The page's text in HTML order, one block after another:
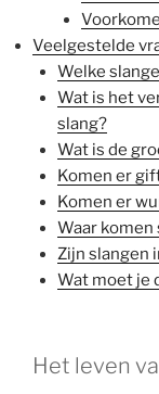
Veelgestelde
Welke
Wat is het
slang?
Wat is de
Komen er
Komen er
Waar komen
Zijn slangen
Wat moet je
Het leven